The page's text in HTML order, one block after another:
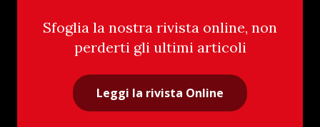
Sfoglia la nostra rivista online, non
perderti gli ultimi articoli
Leggi la rivista Online